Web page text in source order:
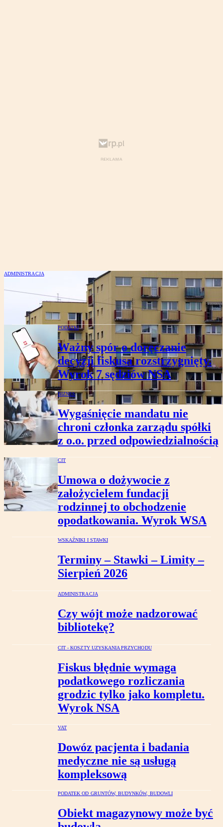
ADMINISTRACJA
WSA: gmina musi precyzyjnie określić
przesłanki obniżek czynszu
PODATKI
Ważny spór o doręczanie
decyzji fiskusa rozstrzygnięty.
Wyrok 7 sędziów NSA
BIZNES
Wygaśnięcie mandatu nie
chroni członka zarządu spółki
z o.o. przed odpowiedzialnością
CIT
Umowa o dożywocie z
założycielem fundacji
rodzinnej to obchodzenie
opodatkowania. Wyrok WSA
WSKAŹNIKI I STAWKI
Terminy – Stawki – Limity –
Sierpień 2026
ADMINISTRACJA
Czy wójt może nadzorować
bibliotekę?
CIT - KOSZTY UZYSKANIA PRZYCHODU
Fiskus błędnie wymaga
podatkowego rozliczania
grodzic tylko jako kompletu.
Wyrok NSA
VAT
Dowóz pacjenta i badania
medyczne nie są usługą
kompleksową
PODATEK OD GRUNTÓW, BUDYNKÓW, BUDOWLI
Obiekt magazynowy może być